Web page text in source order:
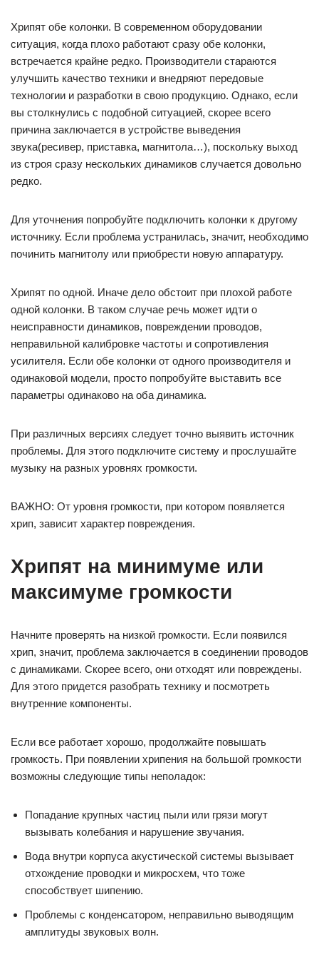
Хрипят обе колонки. В современном оборудовании
ситуация, когда плохо работают сразу обе колонки,
встречается крайне редко. Производители стараются
улучшить качество техники и внедряют передовые
технологии и разработки в свою продукцию. Однако, если
вы столкнулись с подобной ситуацией, скорее всего
причина заключается в устройстве выведения
звука(ресивер, приставка, магнитола…), поскольку выход
из строя сразу нескольких динамиков случается довольно
редко.
Для уточнения попробуйте подключить колонки к другому
источнику. Если проблема устранилась, значит, необходимо
починить магнитолу или приобрести новую аппаратуру.
Хрипят по одной. Иначе дело обстоит при плохой работе
одной колонки. В таком случае речь может идти о
неисправности динамиков, повреждении проводов,
неправильной калибровке частоты и сопротивления
усилителя. Если обе колонки от одного производителя и
одинаковой модели, просто попробуйте выставить все
параметры одинаково на оба динамика.
При различных версиях следует точно выявить источник
проблемы. Для этого подключите систему и прослушайте
музыку на разных уровнях громкости.
ВАЖНО: От уровня громкости, при котором появляется
хрип, зависит характер повреждения.
Хрипят на минимуме или
максимуме громкости
Начните проверять на низкой громкости. Если появился
хрип, значит, проблема заключается в соединении проводов
с динамиками. Скорее всего, они отходят или повреждены.
Для этого придется разобрать технику и посмотреть
внутренние компоненты.
Если все работает хорошо, продолжайте повышать
громкость. При появлении хрипения на большой громкости
возможны следующие типы неполадок:
Попадание крупных частиц пыли или грязи могут
вызывать колебания и нарушение звучания.
Вода внутри корпуса акустической системы вызывает
отхождение проводки и микросхем, что тоже
способствует шипению.
Проблемы с конденсатором, неправильно выводящим
амплитуды звуковых волн.